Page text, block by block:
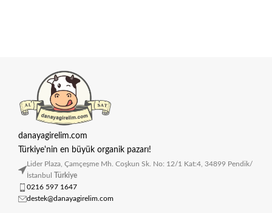
danayagirelim.com
Türkiye'nin en büyük organik pazarı!
Lider Plaza, Çamçeşme Mh. Coşkun Sk. No: 12/1 Kat:4, 34899 Pendik/
İstanbul
Türkiye
0216 597 1647
destek@danayagirelim.com